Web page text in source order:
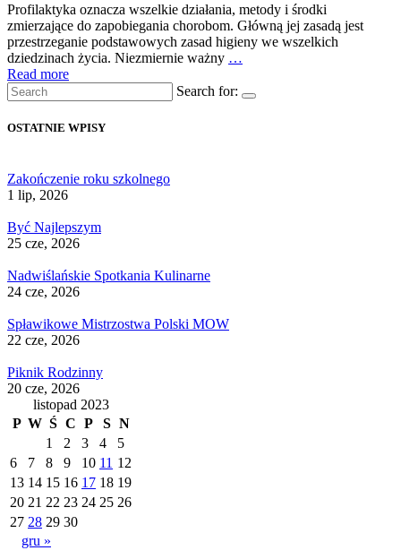
Profilaktyka oznacza wszelkie działania, metody i środki
zmierzające do zapobiegania chorobom. Główną jej zasadą jest
przestrzeganie podstawowych zasad higieny we wszelkich
dziedzinach życia. Niezmiernie ważny …
Read more
Search for:
OSTATNIE WPISY
Zakończenie roku szkolnego
1 lip, 2026
Być Najlepszym
25 cze, 2026
Nadwiślańskie Spotkania Kulinarne
24 cze, 2026
Spławikowe Mistrzostwa Polski MOW
22 cze, 2026
Piknik Rodzinny
20 cze, 2026
listopad 2023
P W Ś C P S N
1
2 3 4
5
6
7 8 9 10 11 12
13 14 15 16 17 18 19
20 21 22 23 24 25 26
27 28 29 30
gru »